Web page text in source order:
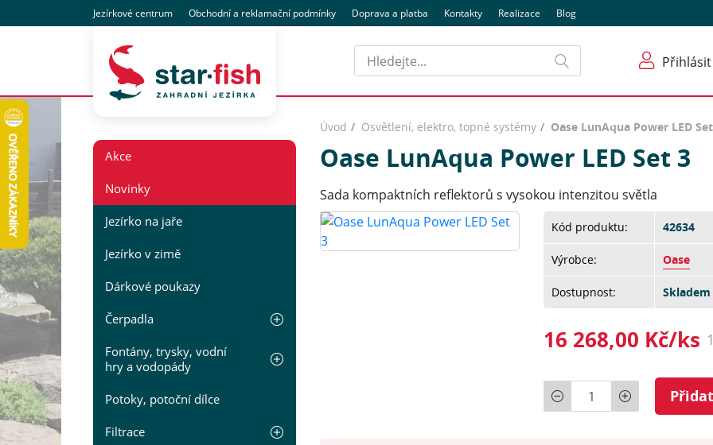
Jezírkové centrum Obchodnía reklamační podmínky Doprava a platba Kontakty Realizace Blog
Hledat
Přihlásit
Akce
Novinky
Jezírko na jaře
Jezírko v zimě
Dárkové poukazy
Čerpadla
Fontány, trysky, vodní
hry a vodopády
Potoky, potoční dílce
Filtrace
Úvod Osvětlení, elektro, topné systémy Oase LunAqua Power LED
Oase LunAqua Power LED Set 3
Sada kompaktních reflektorů s vysokou intenzitou světla
Kód produktu: 42634
Výrobce: Oase
Dostupnost:
16 268,00 Kč/ks
Počet